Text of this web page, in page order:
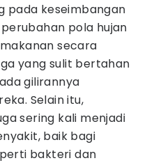
pada keseimbangan
pola hujan
secara
yang sulit bertahan
gilirannya
Selain itu,
sering kali menjadi
baik bagi
bakteri dan